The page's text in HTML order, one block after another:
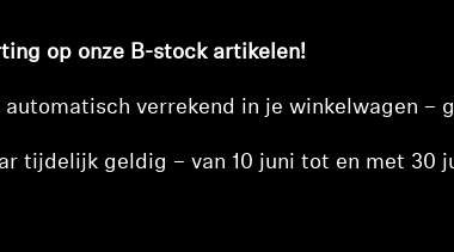
op onze B-stock artikelen!
verrekend in je winkelwagen –
tijdelijk geldig – van 10 juni tot en met 30